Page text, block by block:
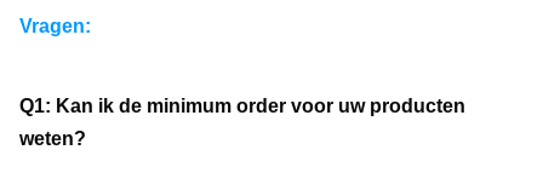
Vragen:
Q1: Kan ik de minimum order voor uw producten
weten?